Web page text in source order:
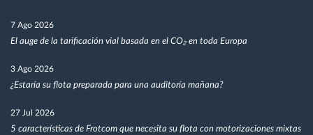
7 Ago 2026
El auge de la tarificación vial basada en el CO₂ en toda Europa
3 Ago 2026
¿Estaría su flota preparada para una auditoría mañana?
27 Jul 2026
5 características de Frotcom que necesita su flota con motorizaciones mixtas